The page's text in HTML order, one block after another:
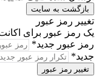
بازگشت به سایت
تغییر رمز عبور
یک رمز عبور برای
رمز عبور جدید*
جدید*
تغییر رمز عبور